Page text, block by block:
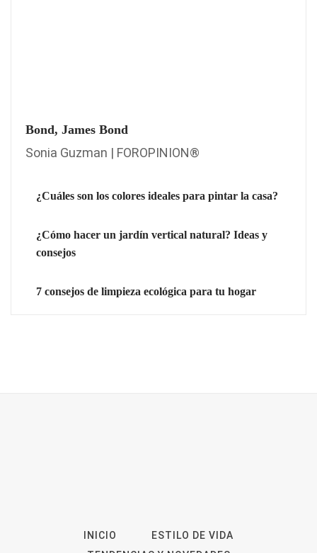
Bond, James Bond
Sonia Guzman | FOROPINION®
¿Cuáles son los colores ideales para pintar la casa?
¿Cómo hacer un jardín vertical natural? Ideas y
consejos
7 consejos de limpieza ecológica para tu hogar
INICIO
ESTILO DE VIDA